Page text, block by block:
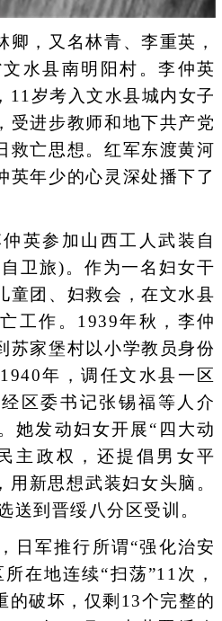
，又名林青、李重英，
水县南明阳村。李仲英
11岁考入文水县城内女子
受进步教师和地下共产党
救亡思想。红军东渡黄河
英年少的心灵深处播下了
参加山西工人武装自
卫旅)。作为一名妇女干
童团、妇救会，在文水县
工作。1939年秋，李仲
苏家堡村以小学教员身份
年，调任文水县一区
区委书记张锡福等人介
她发动妇女开展“四大动
主政权，还提倡男女平
用新思想武装妇女头脑。
送到晋绥八分区受训。
军推行所谓“强化治安
在地连续“扫荡”11次，
的破坏，仅剩13个完整的